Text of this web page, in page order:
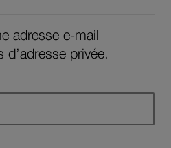
adresse e-mail
d’adresse privée.